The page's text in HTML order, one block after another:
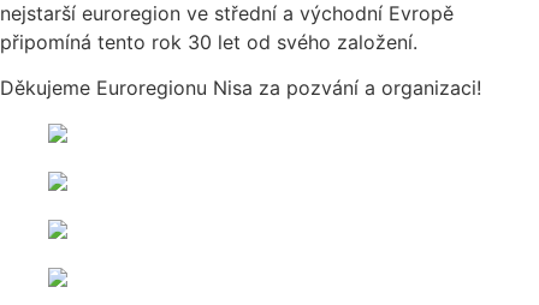
nejstarší euroregion ve střední a východní Evropě
připomíná tento rok 30 let od svého založení.
Děkujeme Euroregionu Nisa za pozvání a organizaci!